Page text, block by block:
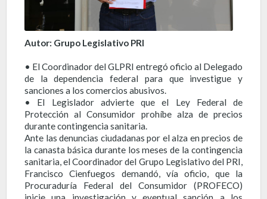
Autor: Grupo Legislativo PRI
• El Coordinador del GLPRI entregó oficio al Delegado
de la dependencia federal para que investigue y
sanciones a los comercios abusivos.
• El Legislador advierte que el Ley Federal de
Protección al Consumidor prohíbe alza de precios
durante contingencia sanitaria.
Ante las denuncias ciudadanas por el alza en precios de
la canasta básica durante los meses de la contingencia
sanitaria, el Coordinador del Grupo Legislativo del PRI,
Francisco Cienfuegos demandó, vía oficio, que la
Procuraduría Federal del Consumidor (PROFECO)